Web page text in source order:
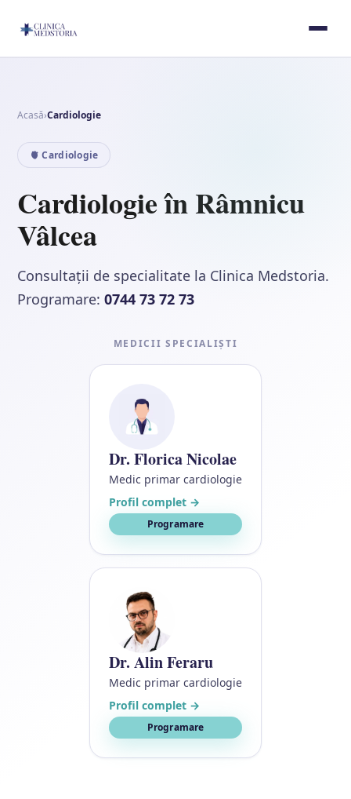
Acasă›Cardiologie
🫀 Cardiologie
Cardiologie în Râmnicu
Vâlcea
Consultații de specialitate la Clinica Medstoria.
Programare:0744 73 72 73
MEDICII SPECIALIȘTI
Dr. Florica Nicolae
Medic primar cardiologie
Profil complet →
Programare
Dr. Alin Feraru
Medic primar cardiologie
Profil complet →
Programare